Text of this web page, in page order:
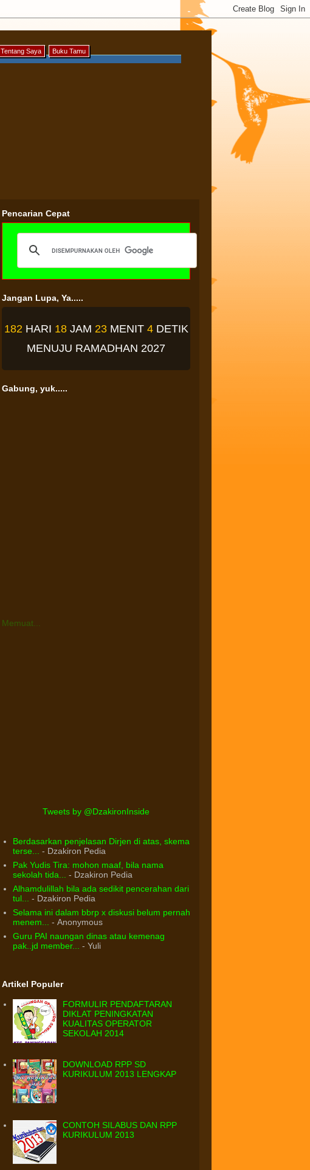
Tentang Saya Buku Tamu
Pencarian Cepat
Jangan Lupa, Ya.....
182 HARI 18 JAM 23 MENIT3 DETIK
MENUJU RAMADHAN 2027
Gabung, yuk.....
Memuat...
Tweets by @DzakironInside
Berdasarkan penjelasan Dirjen di atas, skema
terse...
- Dzakiron Pedia
Pak Yudis Tira: mohon maaf, bila nama
sekolah tida...
- Dzakiron Pedia
Alhamdulillah bila ada sedikit pencerahan dari
tul...
- Dzakiron Pedia
Selama ini dalam bbrp x diskusi belum pernah
menem...
- Anonymous
Guru PAI naungan dinas atau kemenag
pak..jd member...
- Yuli
Artikel Populer
FORMULIR PENDAFTARAN
DIKLAT PENINGKATAN
KUALITAS OPERATOR
SEKOLAH 2014
DOWNLOAD RPP SD
KURIKULUM 2013 LENGKAP
CONTOH SILABUS DAN RPP
KURIKULUM 2013